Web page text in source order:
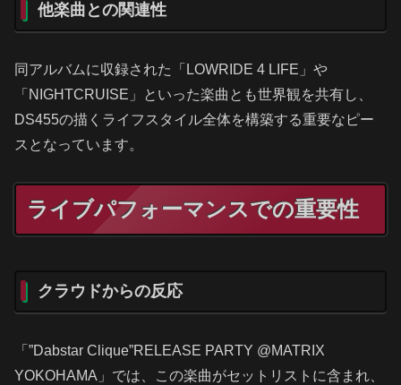
他楽曲との関連性
同アルバムに収録された「LOWRIDE 4 LIFE」や
「NIGHTCRUISE」といった楽曲とも世界観を共有し、
DS455の描くライフスタイル全体を構築する重要なピー
スとなっています。
ライブパフォーマンスでの重要性
クラウドからの反応
「”Dabstar Clique”RELEASE PARTY @MATRIX
YOKOHAMA」では、この楽曲がセットリストに含まれ、